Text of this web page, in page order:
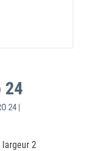
24
24 |
largeur 2